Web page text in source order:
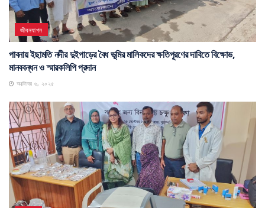
জীবনযাপন
পাবনায় ইছামতি নদীর দুইপাড়ের বৈধ ভূমির মালিকদের ক্ষতিপূরণের দাবিতে বিক্ষোভ,
মানববন্ধন ও স্মারকলিপি প্রদান
অক্টোবর ৬, ২০২৫